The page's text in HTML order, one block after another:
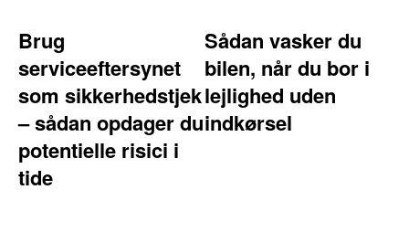
Brug
serviceeftersynet
som sikkerhedstjek
– sådan opdager du
potentielle risici i
tide
Sådan vasker du
bilen, når du bor i
lejlighed uden
indkørsel